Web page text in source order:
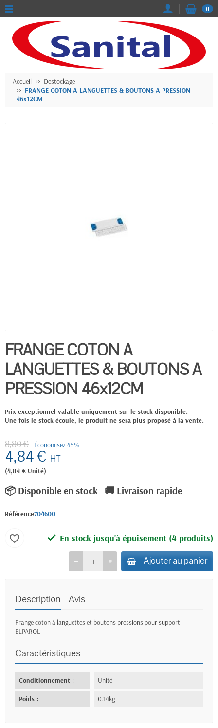
0
Accueil
Destockage
FRANGE COTON A LANGUETTES & BOUTONS A PRESSION
46x12CM
FRANGE COTON A
LANGUETTES & BOUTONS A
PRESSION 46x12CM
Prix exceptionnel valable uniquement sur le stock disponible.
Une fois le stock écoulé, le produit ne sera plus proposé à la vente.
8,80 € Économisez 45%
4,84 € HT
(4,84 € Unité)
📦 Disponible en stock 🚚 Livraison rapide
Référence704600
En stock jusqu'à épuisement (4 produits)
Ajouter au panier
favorite_border
Description Avis
Frange coton à languettes et boutons pressions pour support
ELPAROL
Caractéristiques
Conditionnement : Unité
Poids : 0.14kg